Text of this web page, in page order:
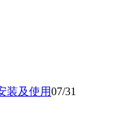
装及使用07/31